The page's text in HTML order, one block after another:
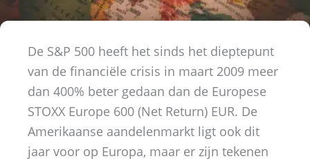
De S&P 500 heeft het sinds het dieptepunt
van de financiële crisis in maart 2009 meer
dan 400% beter gedaan dan de Europese
STOXX Europe 600 (Net Return) EUR. De
Amerikaanse aandelenmarkt ligt ook dit
jaar voor op Europa, maar er zijn tekenen